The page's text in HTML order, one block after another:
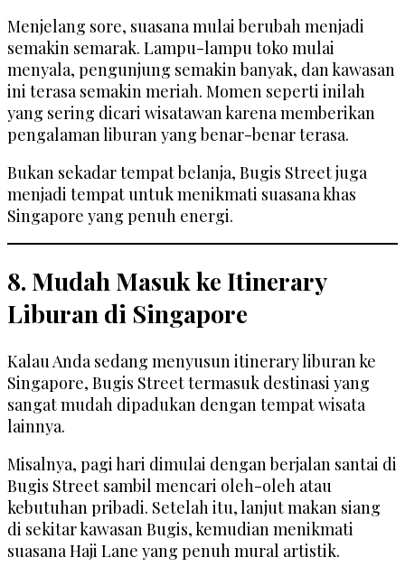
Menjelang sore, suasana mulai berubah menjadi
semakin semarak. Lampu-lampu toko mulai
menyala, pengunjung semakin banyak, dan kawasan
ini terasa semakin meriah. Momen seperti inilah
yang sering dicari wisatawan karena memberikan
pengalaman liburan yang benar-benar terasa.
Bukan sekadar tempat belanja, Bugis Street juga
menjadi tempat untuk menikmati suasana khas
Singapore yang penuh energi.
8. Mudah Masuk ke Itinerary
Liburan di Singapore
Kalau Anda sedang menyusun itinerary liburan ke
Singapore, Bugis Street termasuk destinasi yang
sangat mudah dipadukan dengan tempat wisata
lainnya.
Misalnya, pagi hari dimulai dengan berjalan santai di
Bugis Street sambil mencari oleh-oleh atau
kebutuhan pribadi. Setelah itu, lanjut makan siang
di sekitar kawasan Bugis, kemudian menikmati
suasana Haji Lane yang penuh mural artistik.